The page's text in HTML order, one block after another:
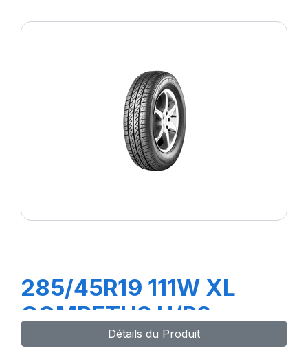
285/45R19 111W XL
COMPETUS H/P2
Détails du Produit